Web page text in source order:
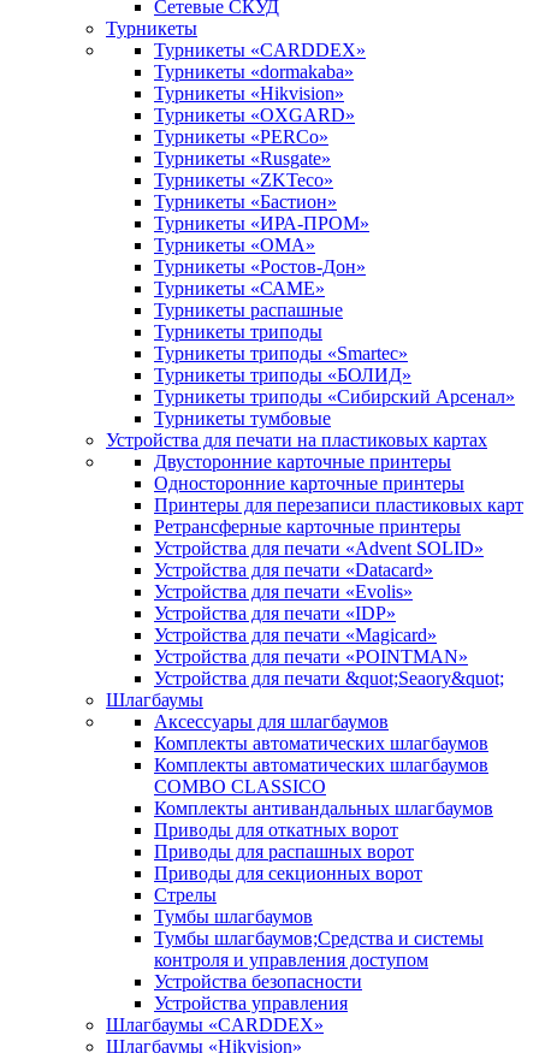
Сетевые СКУД
Турникеты
Турникеты «CARDDEX»
Турникеты «dormakaba»
Турникеты «Hikvision»
Турникеты «OXGARD»
Турникеты «PERCo»
Турникеты «Rusgate»
Турникеты «ZKTeco»
Турникеты «Бастион»
Турникеты «ИРА-ПРОМ»
Турникеты «ОМА»
Турникеты «Ростов-Дон»
Турникеты «САМЕ»
Турникеты распашные
Турникеты триподы
Турникеты триподы «Smartec»
Турникеты триподы «БОЛИД»
Турникеты триподы «Сибирский Арсенал»
Турникеты тумбовые
Устройства для печати на пластиковых картах
Двусторонние карточные принтеры
Односторонние карточные принтеры
Принтеры для перезаписи пластиковых карт
Ретрансферные карточные принтеры
Устройства для печати «Advent SOLID»
Устройства для печати «Datacard»
Устройства для печати «Evolis»
Устройства для печати «IDP»
Устройства для печати «Magicard»
Устройства для печати «POINTMAN»
Устройства для печати &quot;Seaory&quot;
Шлагбаумы
Аксессуары для шлагбаумов
Комплекты автоматических шлагбаумов
Комплекты автоматических шлагбаумов
COMBO CLASSICO
Комплекты антивандальных шлагбаумов
Приводы для откатных ворот
Приводы для распашных ворот
Приводы для секционных ворот
Стрелы
Тумбы шлагбаумов
Тумбы шлагбаумов;Средства и системы
контроля и управления доступом
Устройства безопасности
Устройства управления
Шлагбаумы «CARDDEX»
Шлагбаумы «Hikvision»